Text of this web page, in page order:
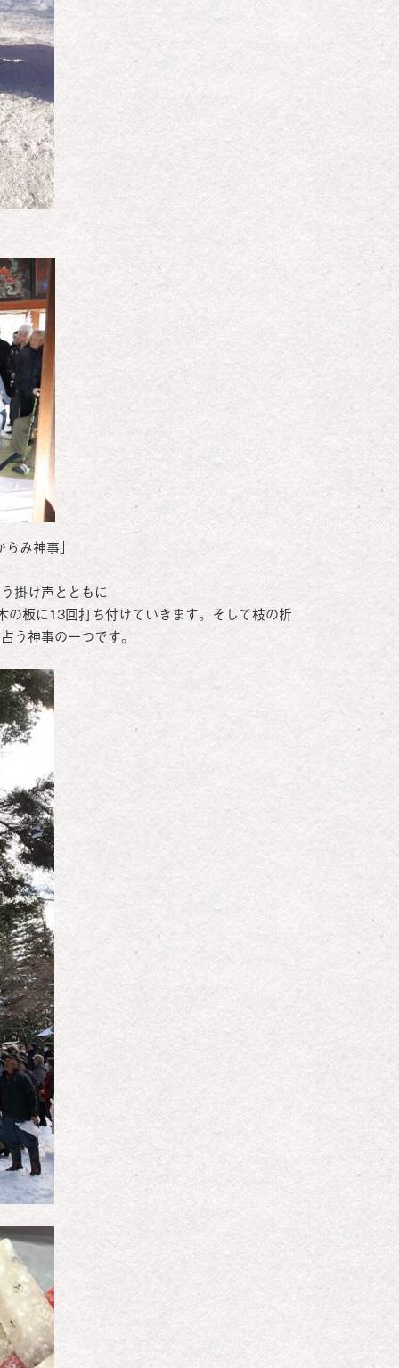
み神事」
掛け声とともに
板に13回打ち付けていきます。そして枝の折
う神事の一つです。